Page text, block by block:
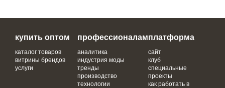
купить оптом
каталог товаров
витрины брендов
услуги
профессионалам
аналитика
индустрия моды
тренды
производство
технологии
платформа
сайт
клуб
специальные
проекты
как работать в